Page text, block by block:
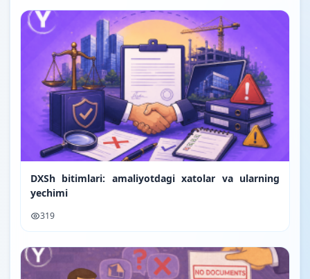
DXSh bitimlari: amaliyotdagi xatolar va ularning
yechimi
319